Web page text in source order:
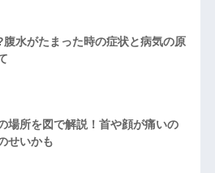
腹水がたまった時の症状と病気の原
場所を図で解説！首や顔が痛いの
せいかも